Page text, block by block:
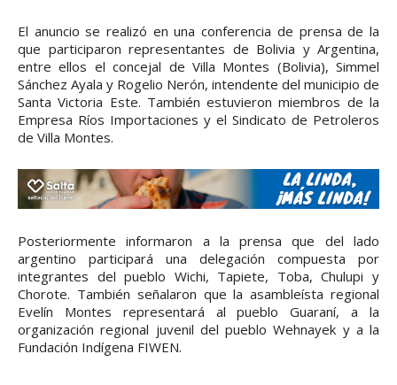
El anuncio se realizó en una conferencia de prensa de la
que participaron representantes de Bolivia y Argentina,
entre ellos el concejal de Villa Montes (Bolivia), Simmel
Sánchez Ayala y Rogelio Nerón, intendente del municipio de
Santa Victoria Este. También estuvieron miembros de la
Empresa Ríos Importaciones y el Sindicato de Petroleros
de Villa Montes.
Posteriormente informaron a la prensa que del lado
argentino participará una delegación compuesta por
integrantes del pueblo Wichi, Tapiete, Toba, Chulupi y
Chorote. También señalaron que la asambleísta regional
Evelín Montes representará al pueblo Guaraní, a la
organización regional juvenil del pueblo Wehnayek y a la
Fundación Indígena FIWEN.